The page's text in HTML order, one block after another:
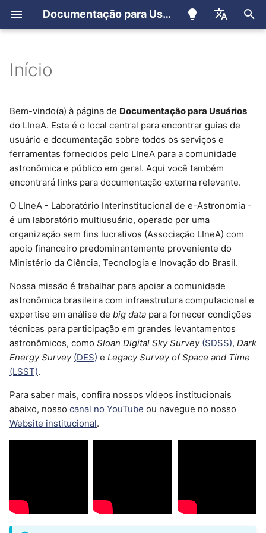
Documentação para Usuários
i
l
z
a
n
o
a
p
e
u
Registro para membros do
LSST
IDAC-BR Science Platform
JupyterHub
Ondemand
TAP Service
Sky Viewer
Target Viewer
DES Science Server
Occultation Predictions
Database
LSST Photo-z Server
MaNGA Portal
Container (Apptainer)
EUPS
Conda
Ondemand
Slurm
Job Script (exemplos)
Início
Bem-vindo(a) à página de Documentação para Usuários
do LIneA. Este é o local central para encontrar guias de
usuário e documentação sobre todos os serviços e
ferramentas fornecidos pelo LIneA para a comunidade
astronômica e público em geral. Aqui você também
encontrará links para documentação externa relevante.
O LIneA - Laboratório Interinstitucional de e-Astronomia -
é um laboratório multiusuário, operado por uma
organização sem fins lucrativos (Associação LIneA) com
apoio financeiro predominantemente proveniente do
Ministério da Ciência, Tecnologia e Inovação do Brasil.
Nossa missão é trabalhar para apoiar a comunidade
astronômica brasileira com infraestrutura computacional e
expertise em análise de big data para fornecer condições
técnicas para participação em grandes levantamentos
astronômicos, como Sloan Digital Sky Survey (SDSS), Dark
Energy Survey (DES) e Legacy Survey of Space and Time
(LSST).
Para saber mais, confira nossos vídeos institucionais
abaixo, nosso canal no YouTube ou navegue no nosso
Website institucional.